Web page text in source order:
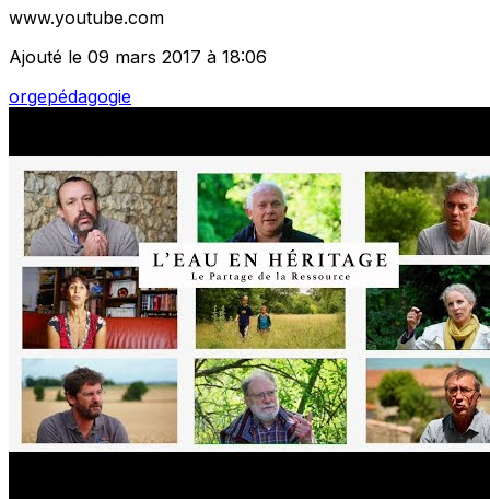
www.youtube.com
Ajouté le 09 mars 2017 à 18:06
orgepédagogie